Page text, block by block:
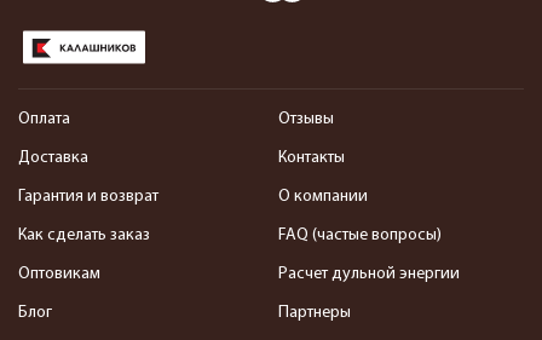
Оплата
Доставка
Гарантия и возврат
Как сделать заказ
Оптовикам
Блог
Отзывы
Контакты
О компании
FAQ (частые вопросы)
Расчет дульной энергии
Партнеры